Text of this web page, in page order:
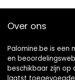
Over ons
Palomine.be is een
en
beschikbaar zijn
laatst toegevoegde